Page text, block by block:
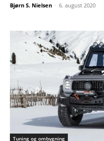
Bjørn S. Nielsen - 6. august 2020
Tuning og ombygning